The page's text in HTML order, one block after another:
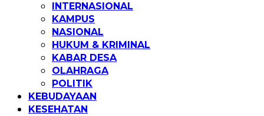
INTERNASIONAL
KAMPUS
NASIONAL
HUKUM & KRIMINAL
KABAR DESA
OLAHRAGA
POLITIK
KEBUDAYAAN
KESEHATAN